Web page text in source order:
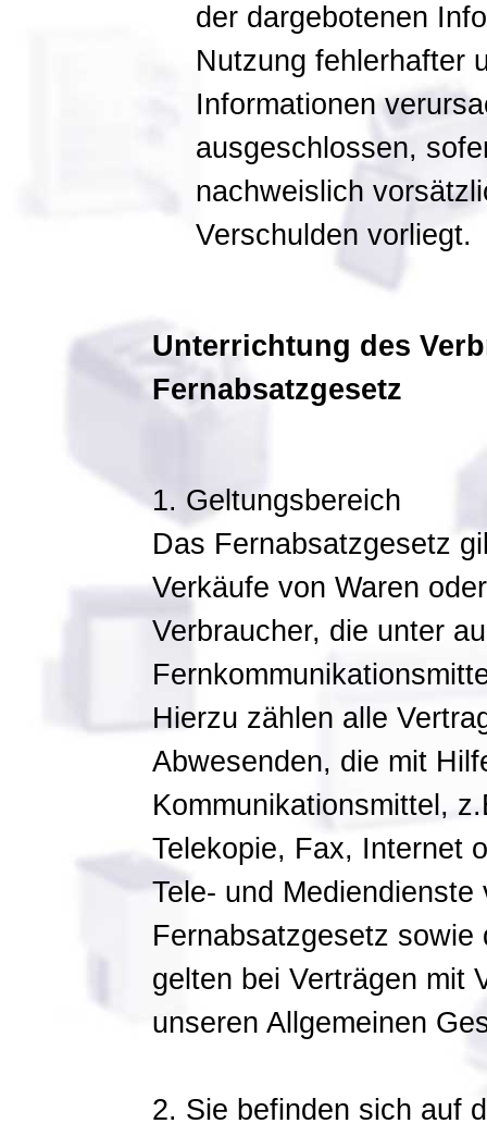
der dargebotenen
Nutzung fehlerhafter
Informationen
ausgeschlossen,
nachweislich
Verschulden vorliegt.
Unterrichtung des
Fernabsatzgesetz
1. Geltungsbereich
Das Fernabsatzgesetz
Verkäufe von Waren
Verbraucher, die unter
Hierzu zählen alle
Abwesenden, die mit
Kommunikationsmittel,
Telekopie, Fax, Internet
Tele- und
Fernabsatzgesetz
gelten bei Verträgen mit
unseren Allgemeinen
2. Sie befinden sich auf